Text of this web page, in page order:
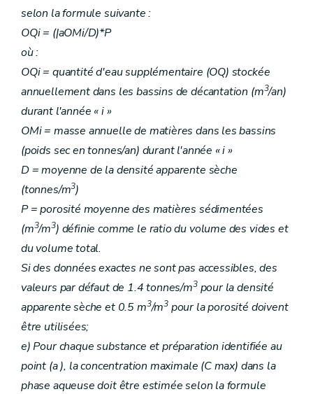
selon la formule suivante :
OQi = (|aOMi/D)*P
où :
OQi = quantité d'eau supplémentaire (OQ) stockée
annuellement dans les bassins de décantation (m3/an)
durant l'année « i »
OMi = masse annuelle de matières dans les bassins
(poids sec en tonnes/an) durant l'année « i »
D = moyenne de la densité apparente sèche
(tonnes/m3)
P = porosité moyenne des matières sédimentées
(m3/m3) définie comme le ratio du volume des vides et
du volume total.
Si des données exactes ne sont pas accessibles, des
valeurs par défaut de 1.4 tonnes/m3pour la densité
apparente sèche et 0.5 m3/m3pour la porosité doivent
être utilisées;
e) Pour chaque substance et préparation identifiée au
point (a ), la concentration maximale (C max) dans la
phase aqueuse doit être estimée selon la formule